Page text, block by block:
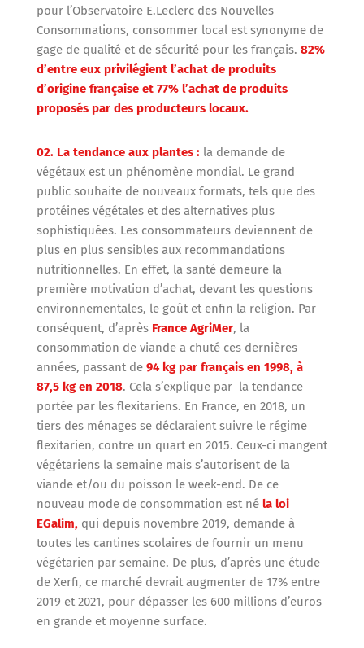
pour l’Observatoire E.Leclerc des Nouvelles
Consommations, consommer local est synonyme de
gage de qualité et de sécurité pour les français. 82%
d’entre eux privilégient l’achat de produits
d’origine française et 77% l’achat de produits
proposés par des producteurs locaux.
02. La tendance aux plantes :la demande de
végétaux est un phénomène mondial. Le grand
public souhaite de nouveaux formats, tels que des
protéines végétales et des alternatives plus
sophistiquées. Les consommateurs deviennent de
plus en plus sensibles aux recommandations
nutritionnelles. En effet, la santé demeure la
première motivation d’achat, devant les questions
environnementales, le goût et enfin la religion. Par
conséquent, d’aprèsFrance AgriMer, la
consommation de viande a chuté ces dernières
années, passant de 94 kg par français en 1998, à
87,5 kg en 2018. Cela s’explique par la tendance
portée par les flexitariens. En France, en 2018, un
tiers des ménages se déclaraient suivre le régime
flexitarien, contre un quart en 2015. Ceux-ci mangent
végétariens la semaine mais s’autorisent de la
viande et/ou du poisson le week-end. De ce
nouveau mode de consommation est né la loi
EGalim,qui depuis novembre 2019, demande à
toutes les cantines scolaires de fournir un menu
végétarien par semaine. De plus, d’après une étude
de Xerfi, ce marché devrait augmenter de 17% entre
2019 et 2021, pour dépasser les 600 millions d’euros
en grande et moyenne surface.